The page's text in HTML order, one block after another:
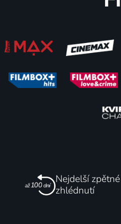
Harry
77 %
Nejdelší zpětné
zhlédnutí